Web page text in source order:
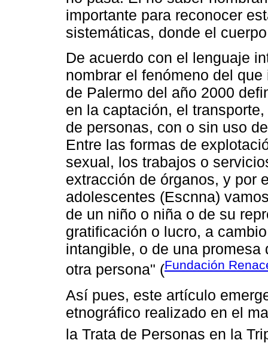
importante para reconocer
sistemáticas, donde el
De acuerdo con el lenguaje
nombrar el fenómeno del
de Palermo del año 2000
en la captación, el
de personas, con o sin uso
Entre las formas de
sexual, los trabajos o
extracción de órganos, y por
adolescentes (Escnna)
de un niño o niña o de su
gratificación o lucro, a
intangible, o de una
otra persona" (Fundación
Así pues, este artículo
etnográfico realizado en el
la Trata de Personas en la